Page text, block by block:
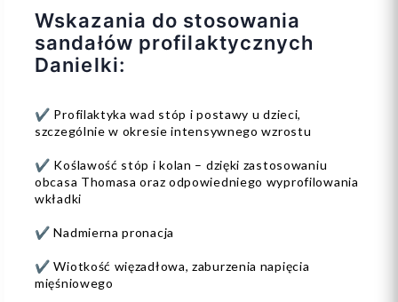
Wskazania do stosowania
sandałów profilaktycznych
Danielki:
✔️ Profilaktyka wad stóp i postawy u dzieci,
szczególnie w okresie intensywnego wzrostu
✔️ Koślawość stóp i kolan – dzięki zastosowaniu
obcasa Thomasa oraz odpowiedniego wyprofilowania
wkładki
✔️ Nadmierna pronacja
✔️ Wiotkość więzadłowa, zaburzenia napięcia
mięśniowego